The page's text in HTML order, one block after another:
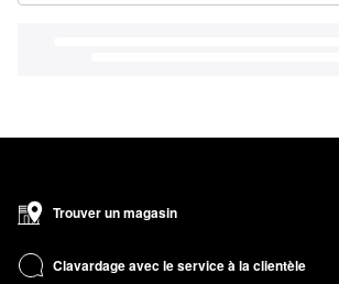
Trouver un magasin
Clavardage avec le service à la clientèle